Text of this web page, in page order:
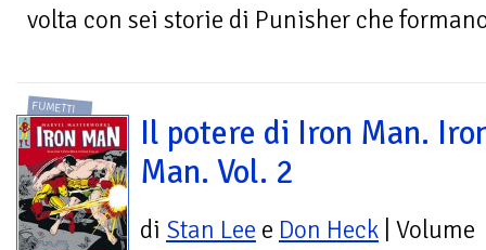
volta con sei storie di Punisher che
FUMETTI
Il potere di Iron Man.
Man. Vol. 2
di Stan Lee e Don Heck | Volume